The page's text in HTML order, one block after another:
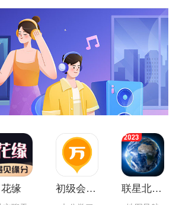
花缘 初级会计职称万题库 联星北斗街景地图